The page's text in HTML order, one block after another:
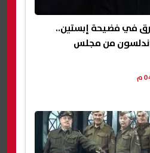
في فضيحة إبستين..
من مجلس